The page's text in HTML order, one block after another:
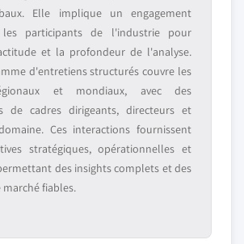
Elle implique un engagement
participants de l'industrie pour
et la profondeur de l'analyse.
d'entretiens structurés couvre les
et mondiaux, avec des
de cadres dirigeants, directeurs et
Ces interactions fournissent
stratégiques, opérationnelles et
des insights complets et des
marché fiables.